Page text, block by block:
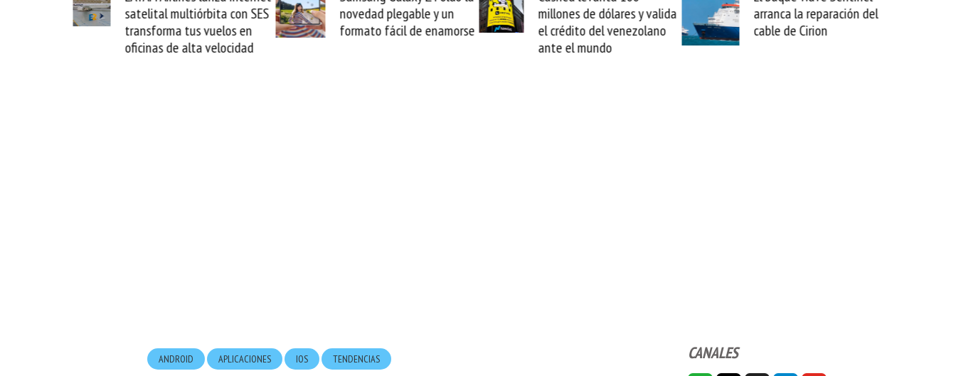
satelital multiórbita con SES
transforma tus vuelos en
oficinas de alta velocidad
novedad plegable y un
formato fácil de enamorse
millones de dólares y valida
el crédito del venezolano
ante el mundo
arranca la reparación del
cable de Cirion
ANDROID APLICACIONES IOS TENDENCIAS CANALES